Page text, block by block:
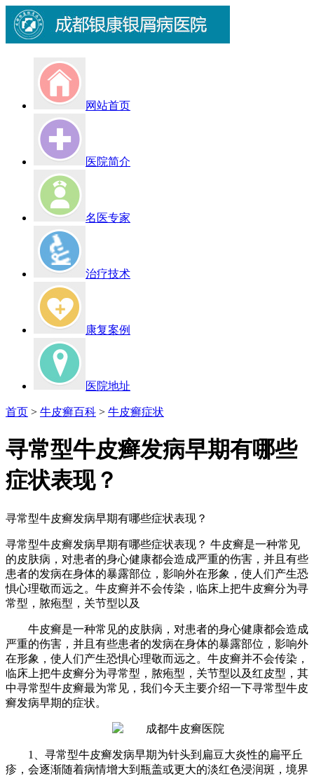
网站首页
医院简介
名医专家
治疗技术
康复案例
医院地址
首页 > 牛皮癣百科 > 牛皮癣症状
寻常型牛皮癣发病早期有哪些
症状表现？
寻常型牛皮癣发病早期有哪些症状表现？
寻常型牛皮癣发病早期有哪些症状表现？ 牛皮癣是一种常见
的皮肤病，对患者的身心健康都会造成严重的伤害，并且有些
患者的发病在身体的暴露部位，影响外在形象，使人们产生恐
惧心理敬而远之。牛皮癣并不会传染，临床上把牛皮癣分为寻
常型，脓疱型，关节型以及
牛皮癣是一种常见的皮肤病，对患者的身心健康都会造成
严重的伤害，并且有些患者的发病在身体的暴露部位，影响外
在形象，使人们产生恐惧心理敬而远之。牛皮癣并不会传染，
临床上把牛皮癣分为寻常型，脓疱型，关节型以及红皮型，其
中寻常型牛皮癣最为常见，我们今天主要介绍一下寻常型牛皮
癣发病早期的症状。
1、寻常型牛皮癣发病早期为针头到扁豆大炎性的扁平丘
疹，会逐渐随着病情增大到瓶盖或更大的淡红色浸润斑，境界